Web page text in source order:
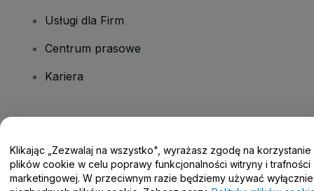
Usługi dla Firm
Centrum prasowe
Kariera
Centrum pomocy / Skontaktuj się z nami
Klikając „Zezwalaj na wszystko", wyrażasz zgodę na korzystanie
plików cookie w celu poprawy funkcjonalności witryny i trafności
marketingowej. W przeciwnym razie będziemy używać wyłącznie